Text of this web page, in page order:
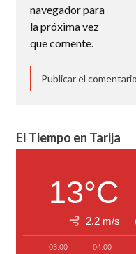
navegador para
la próxima vez
que comente.
El Tiempo en Tarija
13°C
2.2 m/s
03:00 04:00